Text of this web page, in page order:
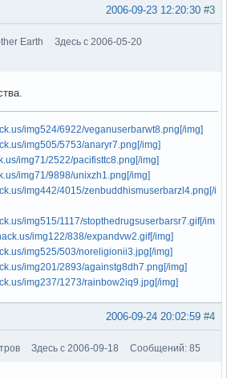
#3
2006-09-23 12:20:30
Earth
Здесь с 2006-05-20
img524/6922/veganuserbarwt8.png[/img]
img505/5753/anaryr7.png[/img]
img71/2522/pacifisttc8.png[/img]
img71/9898/unixzh1.png[/img]
img442/4015/zenbuddhismuserbarzl4.png[/i
img515/1117/stopthedrugsuserbarsr7.gif[/im
img122/838/expandvw2.gif[/img]
img525/503/noreligionii3.jpg[/img]
img201/2893/againstg8dh7.png[/img]
img237/1273/rainbow2iq9.jpg[/img]
#4
2006-09-24 20:02:59
Здесь с 2006-09-18 Сообщений: 85